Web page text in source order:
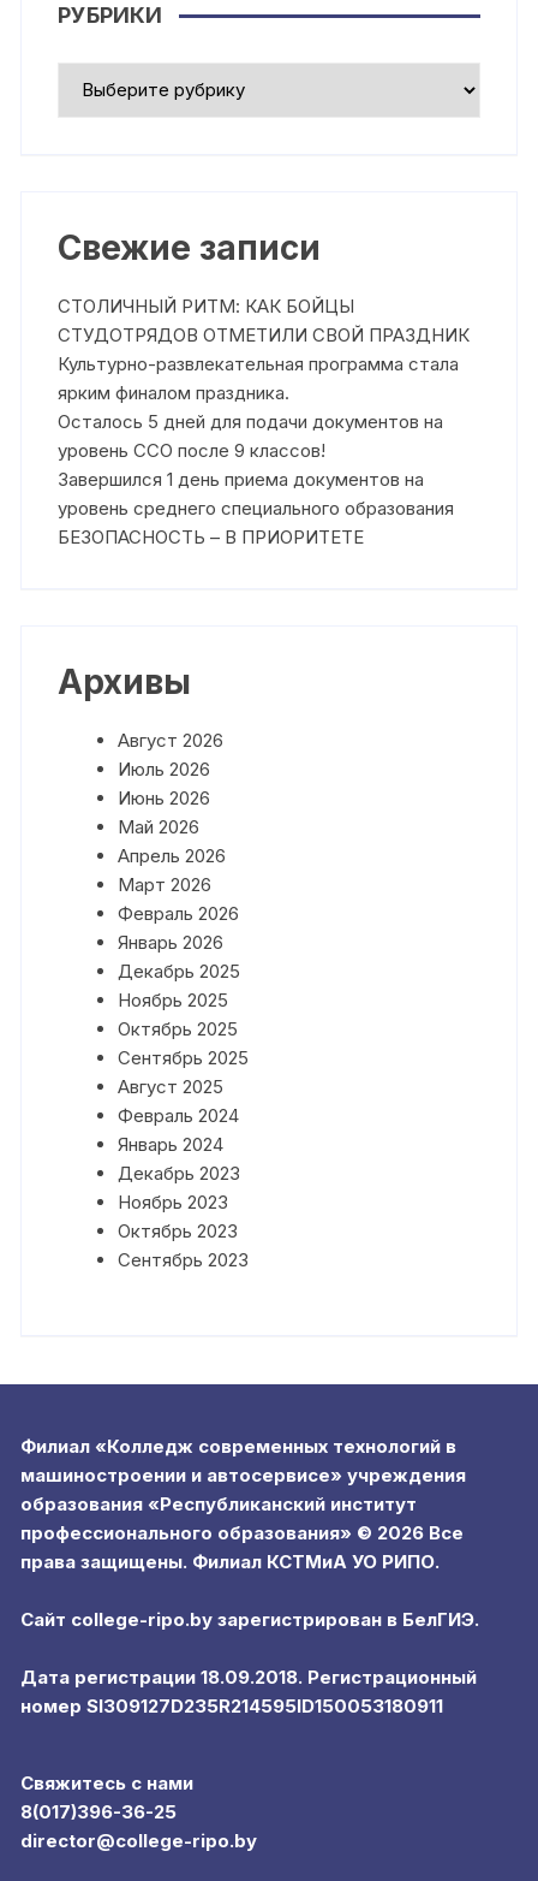
РУБРИКИ
Свежие записи
СТОЛИЧНЫЙ РИТМ: КАК БОЙЦЫ
СТУДОТРЯДОВ ОТМЕТИЛИ СВОЙ ПРАЗДНИК
Культурно-развлекательная программа стала
ярким финалом праздника.
Осталось 5 дней для подачи документов на
уровень ССО после 9 классов!
Завершился 1 день приема документов на
уровень среднего специального образования
БЕЗОПАСНОСТЬ – В ПРИОРИТЕТЕ
Архивы
Август 2026
Июль 2026
Июнь 2026
Май 2026
Апрель 2026
Март 2026
Февраль 2026
Январь 2026
Декабрь 2025
Ноябрь 2025
Октябрь 2025
Сентябрь 2025
Август 2025
Февраль 2024
Январь 2024
Декабрь 2023
Ноябрь 2023
Октябрь 2023
Сентябрь 2023
Филиал «Колледж современных технологий в
машиностроении и автосервисе» учреждения
образования «Республиканский институт
профессионального образования» © 2026 Все
права защищены. Филиал КСТМиА УО РИПО.
Сайт college-ripo.by зарегистрирован в БелГИЭ.
Дата регистрации 18.09.2018. Регистрационный
номер SI309127D235R214595ID150053180911
Свяжитесь с нами
8(017)396-36-25
director@college-ripo.by